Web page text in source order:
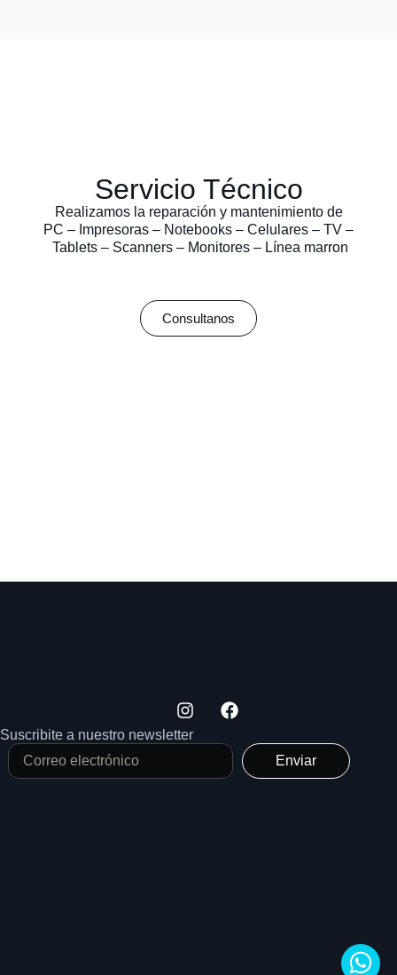
Servicio Técnico
Realizamos la reparación y mantenimiento de
PC – Impresoras – Notebooks – Celulares – TV –
Tablets – Scanners – Monitores – Línea marron
Consultanos
Suscribite a nuestro newsletter
Enviar